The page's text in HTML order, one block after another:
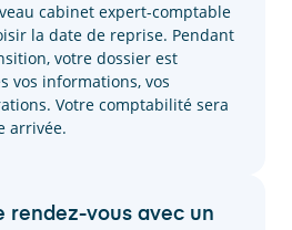
cabinet expert-comptable
la date de reprise. Pendant
votre dossier est
vos informations, vos
Votre comptabilité sera
arrivée.
rendez-vous avec un